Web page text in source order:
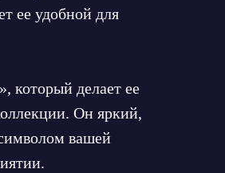
ее удобной для
который делает ее
Он яркий,
вашей